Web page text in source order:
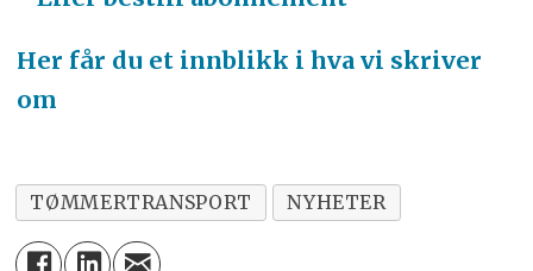
Her får du et innblikk i hva vi skriver
om
TØMMERTRANSPORT NYHETER